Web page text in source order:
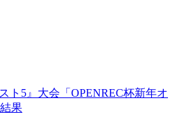
ト5』大会「OPENREC杯新年オ
果